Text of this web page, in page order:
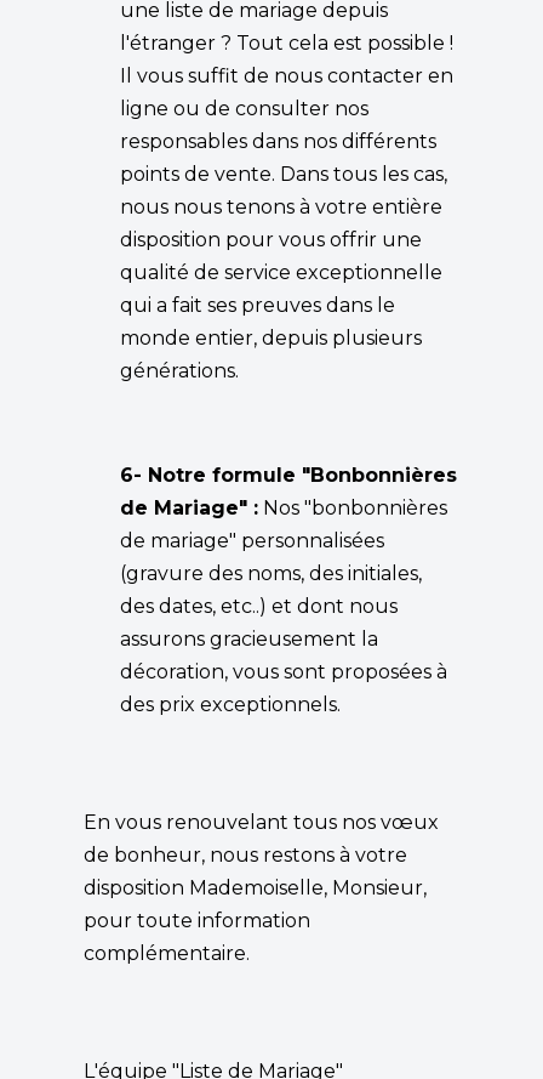
une liste de mariage depuis
l'étranger ? Tout cela est possible !
Il vous suffit de nous contacter en
ligne ou de consulter nos
responsables dans nos différents
points de vente. Dans tous les cas,
nous nous tenons à votre entière
disposition pour vous offrir une
qualité de service exceptionnelle
qui a fait ses preuves dans le
monde entier, depuis plusieurs
générations.
6- Notre formule "Bonbonnières
de Mariage" :Nos "bonbonnières
de mariage" personnalisées
(gravure des noms, des initiales,
des dates, etc..) et dont nous
assurons gracieusement la
décoration, vous sont proposées à
des prix exceptionnels.
En vous renouvelant tous nos vœux
de bonheur, nous restons à votre
disposition Mademoiselle, Monsieur,
pour toute information
complémentaire.
L'équipe "Liste de Mariage"